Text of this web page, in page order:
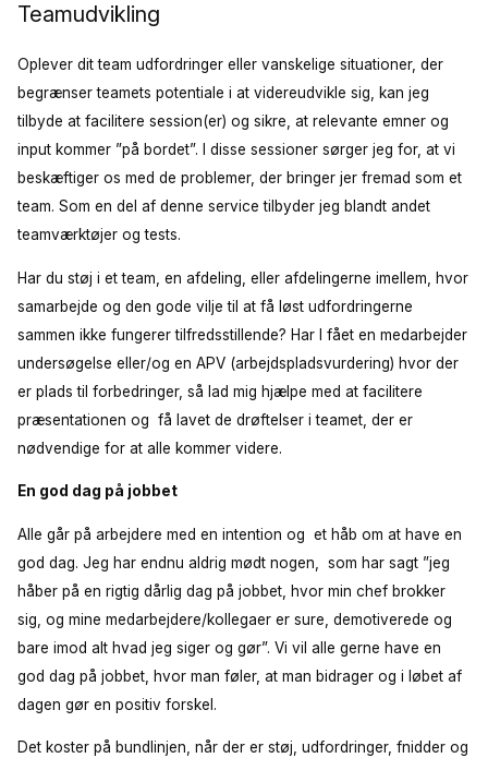
Teamudvikling
Oplever dit team udfordringer eller vanskelige situationer, der
begrænser teamets potentiale i at videreudvikle sig, kan jeg
tilbyde at facilitere session(er) og sikre, at relevante emner og
input kommer ”på bordet”. I disse sessioner sørger jeg for, at vi
beskæftiger os med de problemer, der bringer jer fremad som et
team. Som en del af denne service tilbyder jeg blandt andet
teamværktøjer og tests.
Har du støj i et team, en afdeling, eller afdelingerne imellem, hvor
samarbejde og den gode vilje til at få løst udfordringerne
sammen ikke fungerer tilfredsstillende? Har I fået en medarbejder
undersøgelse eller/og en APV (arbejdspladsvurdering) hvor der
er plads til forbedringer, så lad mig hjælpe med at facilitere
præsentationen og få lavet de drøftelser i teamet, der er
nødvendige for at alle kommer videre.
En god dag på jobbet
Alle går på arbejdere med en intention og et håb om at have en
god dag. Jeg har endnu aldrig mødt nogen, som har sagt ”jeg
håber på en rigtig dårlig dag på jobbet, hvor min chef brokker
sig, og mine medarbejdere/kollegaer er sure, demotiverede og
bare imod alt hvad jeg siger og gør”. Vi vil alle gerne have en
god dag på jobbet, hvor man føler, at man bidrager og i løbet af
dagen gør en positiv forskel.
Det koster på bundlinjen, når der er støj, udfordringer, fnidder og